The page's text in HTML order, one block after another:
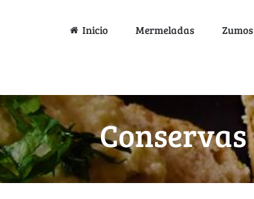
Inicio Mermeladas Zumos
Conservas